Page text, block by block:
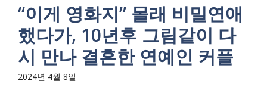
“이게 영화지” 몰래 비밀연애
했다가, 10년후 그림같이 다
시 만나 결혼한 연예인 커플
2024년 4월 8일